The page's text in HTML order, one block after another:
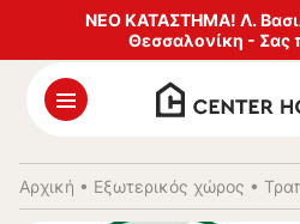
ΝΕΟ ΚΑΤΑΣΤΗΜΑ! Λ.
Θεσσαλονίκη - Σας
Αρχική • Εξωτερικός χώρος •